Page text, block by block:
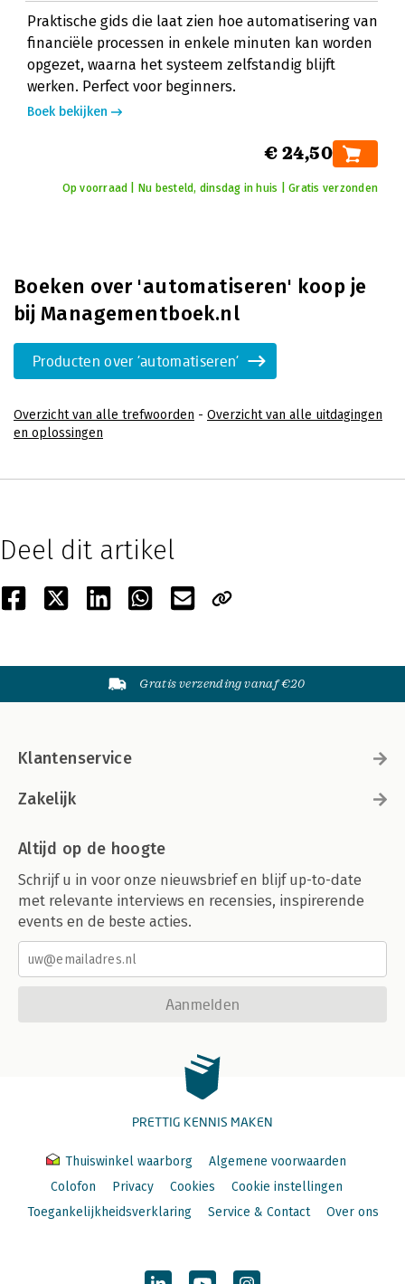
Praktische gids die laat zien hoe automatisering van
financiële processen in enkele minuten kan worden
opgezet, waarna het systeem zelfstandig blijft
werken. Perfect voor beginners.
Boek bekijken
€ 24,50
Op voorraad | Nu besteld, dinsdag in huis | Gratis verzonden
Boeken over 'automatiseren' koop je
bij Managementboek.nl
Producten over 'automatiseren'
Overzicht van alle trefwoorden - Overzicht van alle uitdagingen
en oplossingen
Deel dit artikel
Gratis verzending vanaf €20
Klantenservice
Zakelijk
Altijd op de hoogte
Schrijf u in voor onze nieuwsbrief en blijf up-to-date
met relevante interviews en recensies, inspirerende
events en de beste acties.
Aanmelden
PRETTIG KENNIS MAKEN
Thuiswinkel waarborg
Algemene voorwaarden
Colofon
Privacy Cookies
Cookie instellingen
Toegankelijkheidsverklaring
Service & Contact Over ons